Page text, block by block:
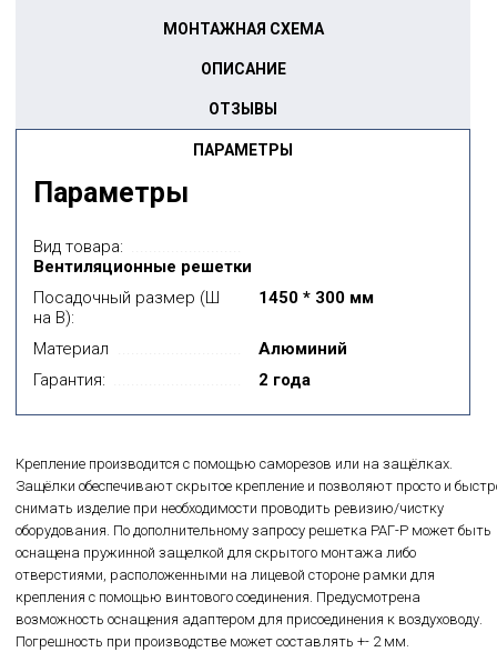
ПАРАМЕТРЫ
МОНТАЖНАЯ СХЕМА
ОПИСАНИЕ
ОТЗЫВЫ
Параметры
Вид товара:
Вентиляционные решетки
Посадочный размер (Ш
на В):
1450 * 300 мм
Материал
Алюминий
Гарантия:
2 года
Крепление производится с помощью саморезов или на защёлках.
Защёлки обеспечивают скрытое крепление и позволяют просто и
снимать изделие при необходимости проводить ревизию/чистку
оборудования. По дополнительному запросу решетка РАГ-Р может быть
оснащена пружинной защелкой для скрытого монтажа либо
отверстиями, расположенными на лицевой стороне рамки для
крепления с помощью винтового соединения. Предусмотрена
возможность оснащения адаптером для присоединения к воздуховоду.
Погрешность при производстве может составлять +- 2 мм.